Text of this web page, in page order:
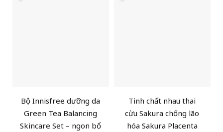
Bộ Innisfree dưỡng da
Green Tea Balancing
Skincare Set – ngon bổ
Tinh chất nhau thai
cừu Sakura chống lão
hóa Sakura Placenta